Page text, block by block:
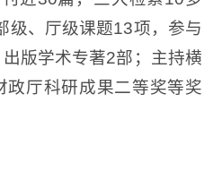
级、厅级课题13项，参与
版学术专著2部；主持横
政厅科研成果二等奖等奖